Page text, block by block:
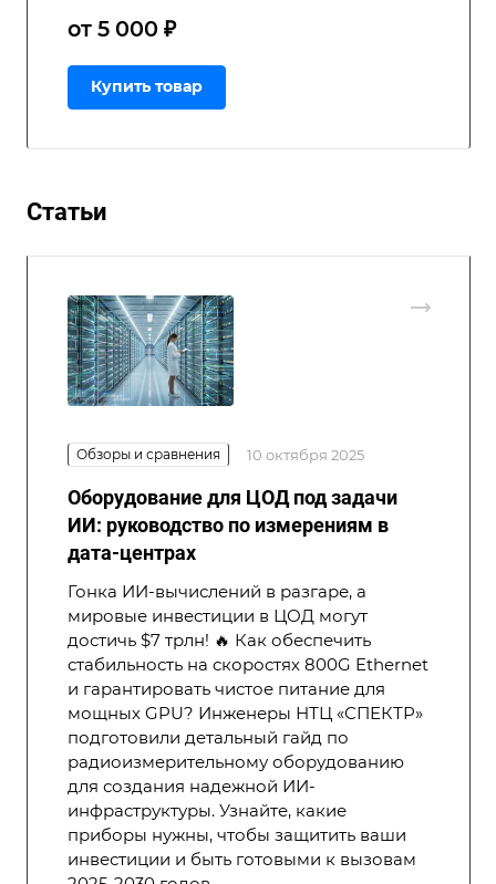
от 5 000 ₽
Купить товар
Статьи
Обзоры и сравнения 10 октября 2025
Оборудование для ЦОД под задачи
ИИ: руководство по измерениям в
дата-центрах
Гонка ИИ-вычислений в разгаре, а
мировые инвестиции в ЦОД могут
достичь $7 трлн! 🔥 Как обеспечить
стабильность на скоростях 800G Ethernet
и гарантировать чистое питание для
мощных GPU? Инженеры НТЦ «СПЕКТР»
подготовили детальный гайд по
радиоизмерительному оборудованию
для создания надежной ИИ-
инфраструктуры. Узнайте, какие
приборы нужны, чтобы защитить ваши
инвестиции и быть готовыми к вызовам